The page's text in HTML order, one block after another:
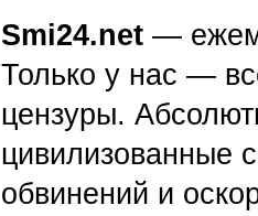
Smi24.net —
Только у нас —
цензуры.
цивилизованные
обвинений и